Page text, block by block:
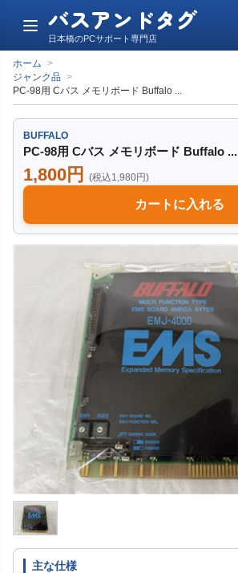
メ
ュ
ー
バスアンドタグ
日本橋のPCサポート専門店
ホーム >
ジャンク品 >
PC-98用 Cバス メモリボード Buffalo ...
BUFFALO
PC-98用 Cバス メモリボード Buffalo ...
1,800円 (税込1,980円)
カートに入れる
主な仕様